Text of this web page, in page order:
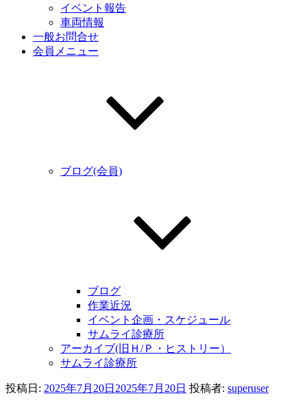
イベント報告
車両情報
一般お問合せ
会員メニュー
ブログ(会員)
ブログ
作業近況
イベント企画・スケジュール
サムライ診療所
アーカイブ(旧Ｈ/Ｐ・ヒストリー）
サムライ診療所
投稿日: 2025年7月20日 2025年7月20日 投稿者: superuser